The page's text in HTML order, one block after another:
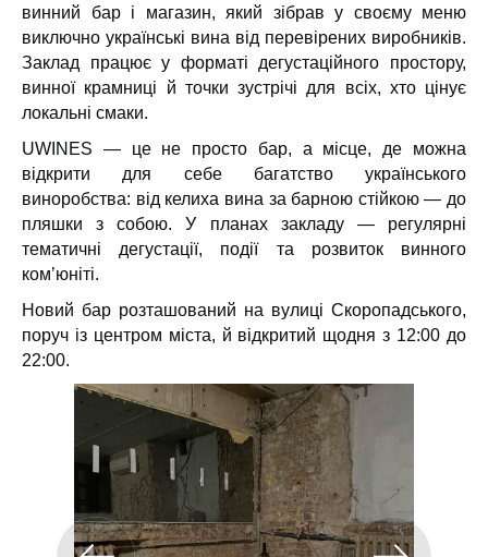
винний бар і магазин, який зібрав у своєму меню
виключно українські вина від перевірених виробників.
Заклад працює у форматі дегустаційного простору,
винної крамниці й точки зустрічі для всіх, хто цінує
локальні смаки.
UWINES — це не просто бар, а місце, де можна
відкрити для себе багатство українського
виноробства: від келиха вина за барною стійкою — до
пляшки з собою. У планах закладу — регулярні
тематичні дегустації, події та розвиток винного
комʼюніті.
Новий бар розташований на вулиці Скоропадського,
поруч із центром міста, й відкритий щодня з 12:00 до
22:00.